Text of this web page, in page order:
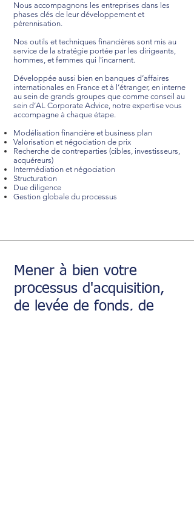
Nous accompagnons les entreprises dans les
phases clés de leur développement et
pérennisation.
Nos outils et techniques financières sont mis au
service de la stratégie portée par les dirigeants,
hommes, et femmes qui l'incarnent.
Développée aussi bien en banques d’affaires
internationales en France et à l’étranger, en interne
au sein de grands groupes que comme conseil au
sein d’AL Corporate Advice, notre expertise vous
accompagne à chaque étape.
Modélisation financière et business plan
Valorisation et négociation de prix
Recherche de contreparties (cibles, investisseurs,
acquéreurs)
Intermédiation et négociation
Structuration
Due diligence
Gestion globale du processus
Mener à bien votre
processus d'acquisition,
de levée de fonds, de